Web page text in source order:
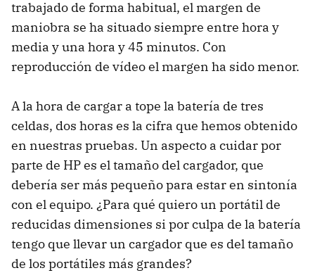
trabajado de forma habitual, el margen de
maniobra se ha situado siempre entre hora y
media y una hora y 45 minutos. Con
reproducción de vídeo el margen ha sido menor.
A la hora de cargar a tope la batería de tres
celdas, dos horas es la cifra que hemos obtenido
en nuestras pruebas. Un aspecto a cuidar por
parte de HP es el tamaño del cargador, que
debería ser más pequeño para estar en sintonía
con el equipo. ¿Para qué quiero un portátil de
reducidas dimensiones si por culpa de la batería
tengo que llevar un cargador que es del tamaño
de los portátiles más grandes?